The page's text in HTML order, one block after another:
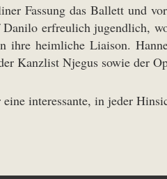
Fassung das Ballett und
erfreulich jugendlich,
ihre heimliche Liaison.
Kanzlist Njegus sowie der
interessante, in jeder